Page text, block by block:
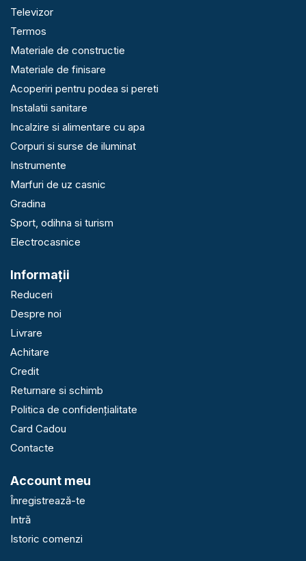
Televizor
Termos
Materiale de constructie
Materiale de finisare
Acoperiri pentru podea si pereti
Instalatii sanitare
Incalzire si alimentare cu apa
Corpuri si surse de iluminat
Instrumente
Marfuri de uz casnic
Gradina
Sport, odihna si turism
Electrocasnice
Informaţii
Reduceri
Despre noi
Livrare
Achitare
Credit
Returnare si schimb
Politica de confidențialitate
Card Cadou
Contacte
Account meu
Înregistrează-te
Intră
Istoric comenzi